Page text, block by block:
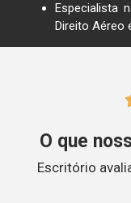
Especialista
Direito Aéreo
O que
Escritório